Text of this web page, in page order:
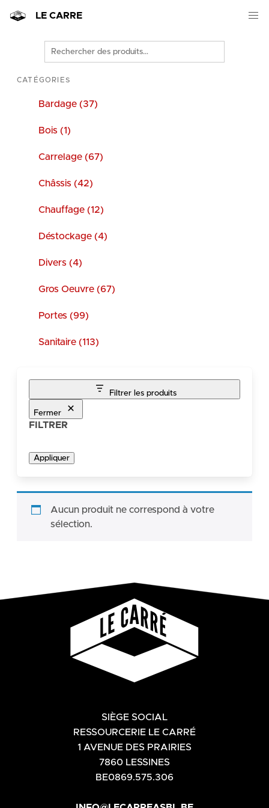
LE CARRE
Rechercher
des
produits
CATÉGORIES
Bardage (37)
Bois (1)
Carrelage (67)
Châssis (42)
Chauffage (12)
Déstockage (4)
Divers (4)
Gros Oeuvre (67)
Portes (99)
Sanitaire (113)
Filtrer les produits
Fermer
FILTRER
Appliquer
Aucun produit ne correspond à votre
sélection.
SIÈGE SOCIAL
RESSOURCERIE LE CARRÉ
1 AVENUE DES PRAIRIES
7860 LESSINES
BE0869.575.306